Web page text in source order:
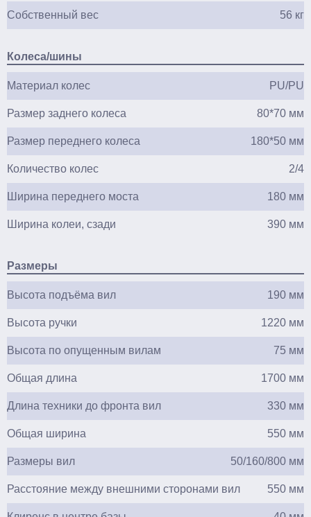
Собственный вес 56 кг
Колеса/шины
Материал колес PU/PU
Размер заднего колеса 80*70 мм
Размер переднего колеса 180*50 мм
Количество колес 2/4
Ширина переднего моста 180 мм
Ширина колеи, сзади 390 мм
Размеры
Высота подъёма вил 190 мм
Высота ручки 1220 мм
Высота по опущенным вилам 75 мм
Общая длина 1700 мм
Длина техники до фронта вил 330 мм
Общая ширина 550 мм
Размеры вил 50/160/800 мм
Расстояние между внешними сторонами вил 550 мм